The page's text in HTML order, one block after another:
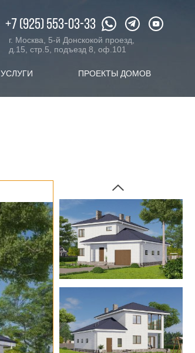
+7 (925) 553-03-33
г. Москва, 5-й Донскокой проезд,
д.15, стр.5, подъезд 8, оф.101
УСЛУГИ ПРОЕКТЫ ДОМОВ